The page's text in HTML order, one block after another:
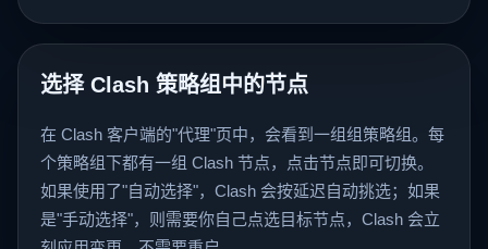
选择 Clash 策略组中的节点
在 Clash 客户端的"代理"页中，会看到一组组策略组。每
个策略组下都有一组 Clash 节点，点击节点即可切换。
如果使用了"自动选择"，Clash 会按延迟自动挑选；如果
是"手动选择"，则需要你自己点选目标节点，Clash 会立